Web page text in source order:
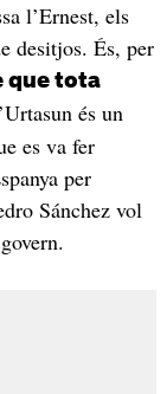
l’Ernest, els
desitjos. És, per
que tota
és un
es va fer
per
Sánchez vol